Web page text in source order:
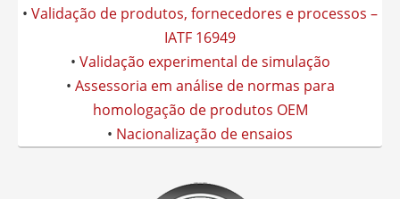
• Validação de produtos, fornecedores e processos –
IATF 16949
• Validação experimental de simulação
• Assessoria em análise de normas para
homologação de produtos OEM
• Nacionalização de ensaios